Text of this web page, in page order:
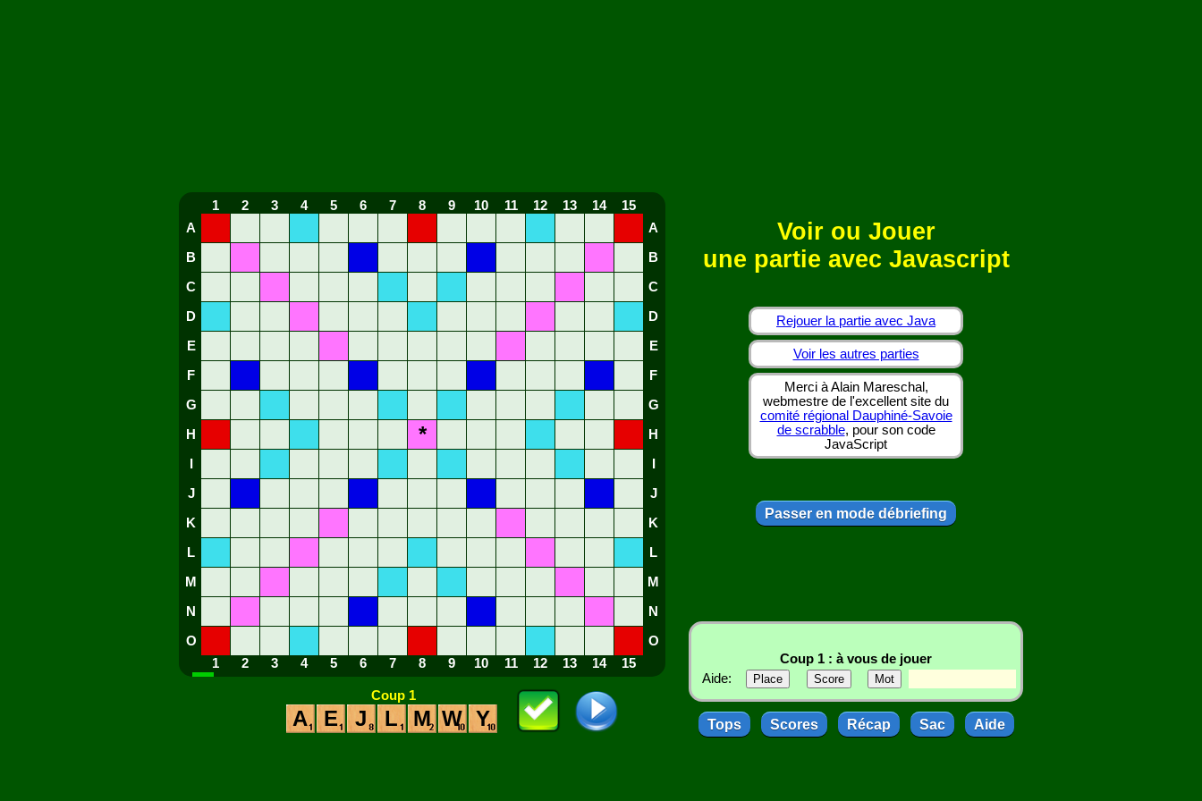
1 2 3 4 5 6 7 8 9 10 11 12 13 14
15
A
A
B B
C C
D D
E E
F F
G G
H * H
J J
K K
L L
M M
N N
O
O
1
2 3 4 5 6 7 8 9 10 11 12 13 14 15
Coup 1
A E J L M W Y
Voir ou Jouer
une partie avec Javascript
Rejouer la partie avec Java
Voir les autres parties
Merci à Alain Mareschal,
webmestre de l'excellent site du
comité régional Dauphiné-Savoie
de scrabble, pour son code
JavaScript
Passer en mode débriefing
Coup 1 : à vous de jouer
Aide:
Tops Scores Récap Sac Aide